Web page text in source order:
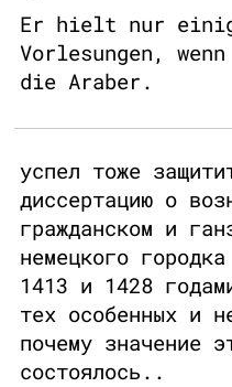
Er hielt nur
Vorlesungen,
die Araber.
успел тоже
диссертацию о
гражданском и
немецкого
1413 и 1428
тех особенных и
почему значение
состоялось..